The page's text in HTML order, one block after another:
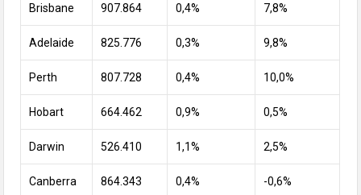
Brisbane 907.864 0,4% 7,8%
Adelaide 825.776 0,3% 9,8%
Perth 807.728 0,4% 10,0%
Hobart 664.462 0,9% 0,5%
Darwin 526.410 1,1% 2,5%
Canberra 864.343 0,4% -0,6%